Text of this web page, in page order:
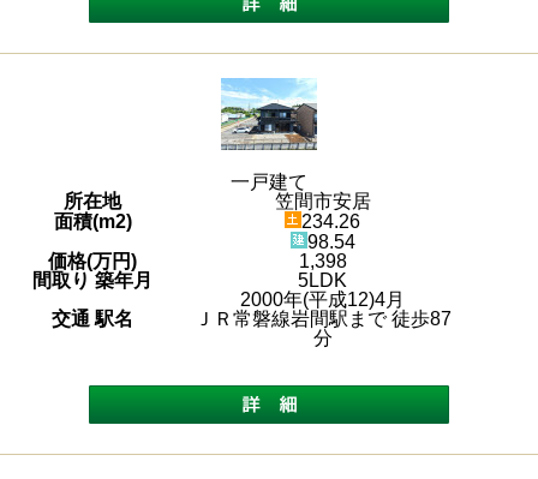
一戸建て
所在地
笠間市安居
面積(m2)
234.26
98.54
価格(万円)
1,398
間取り 築年月
5LDK
2000年(平成12)4月
交通 駅名
ＪＲ常磐線岩間駅まで 徒歩87
分